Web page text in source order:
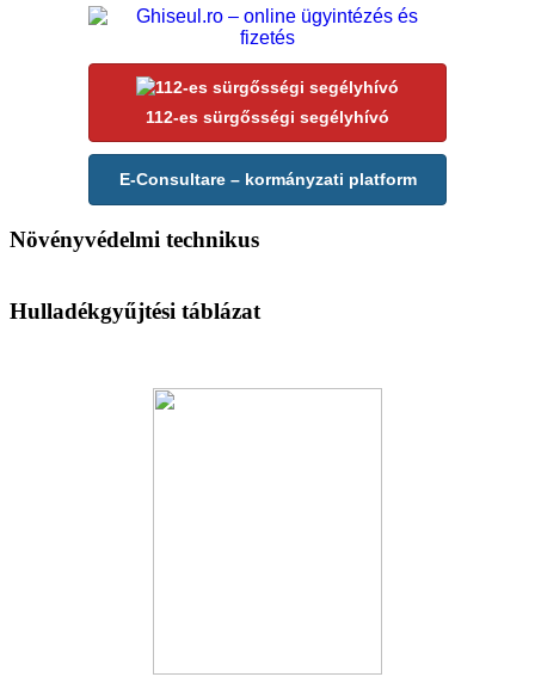
112-es sürgősségi segélyhívó
E-Consultare – kormányzati platform
Növényvédelmi technikus
Hulladékgyűjtési táblázat